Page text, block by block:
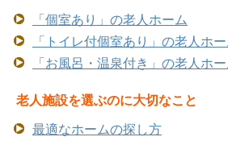
「個室あり」の老人ホーム
「トイレ付個室あり」の老人ホ
「お風呂・温泉付き」の老人ホ
老人施設を選ぶのに大切なこと
最適なホームの探し方